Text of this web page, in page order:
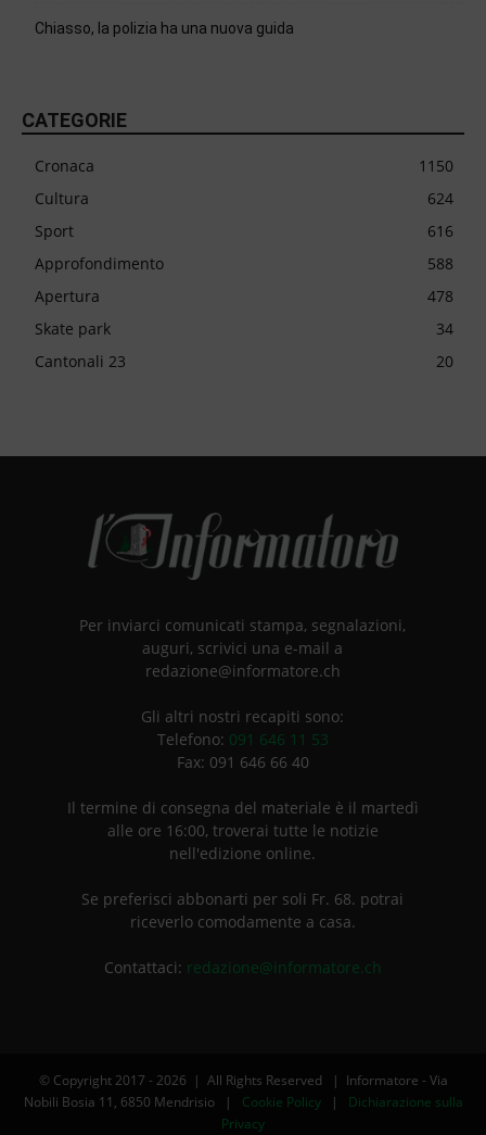
Chiasso, la polizia ha una nuova guida
CATEGORIE
Cronaca
1150
Cultura
624
Sport
616
Approfondimento
588
Apertura
478
Skate park
34
Cantonali 23
20
Per inviarci comunicati stampa, segnalazioni,
auguri, scrivici una e-mail a
redazione@informatore.ch
Gli altri nostri recapiti sono:
Telefono: 091 646 11 53
Fax: 091 646 66 40
Il termine di consegna del materiale è il martedì
alle ore 16:00, troverai tutte le notizie
nell'edizione online.
Se preferisci abbonarti per soli Fr. 68. potrai
riceverlo comodamente a casa.
Contattaci: redazione@informatore.ch
© Copyright 2017 - 2026 | All Rights Reserved | Informatore - Via
Nobili Bosia 11, 6850 Mendrisio | Cookie Policy| Dichiarazione sulla
Privacy